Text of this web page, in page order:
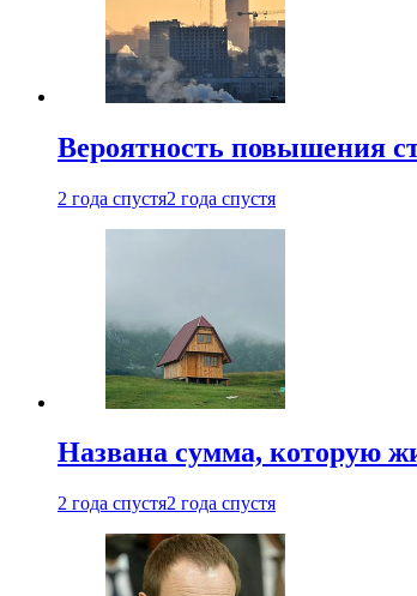
Вероятность повышения
2 года спустя2 года спустя
Названа сумма, которую
2 года спустя2 года спустя